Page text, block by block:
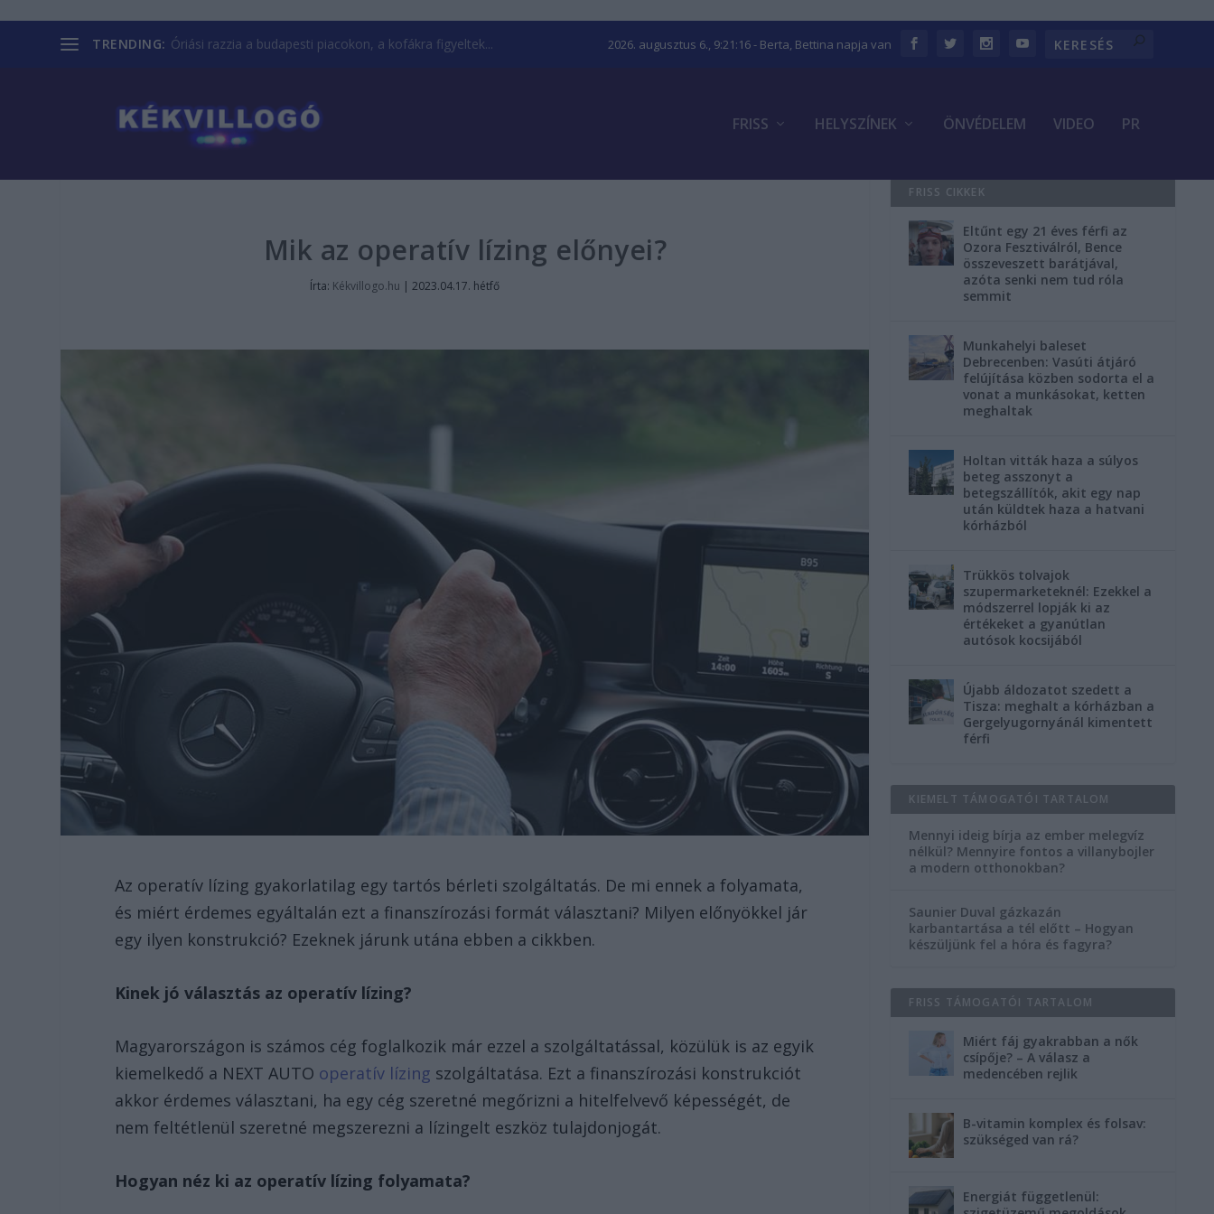
TRENDING: Óriási razzia a budapesti piacokon, a kofákra figyeltek... 2026. augusztus 6., 9:21:17- Berta, Bettina napja van
FRISS HELYSZÍNEK ÖNVÉDELEM VIDEO PR
Mik az operatív lízing előnyei?
Írta: Kékvillogo.hu |2023.04.17. hétfő
Az operatív lízing gyakorlatilag egy tartós bérleti szolgáltatás. De mi ennek a folyamata,
és miért érdemes egyáltalán ezt a finanszírozási formát választani? Milyen előnyökkel jár
egy ilyen konstrukció? Ezeknek járunk utána ebben a cikkben.
Kinek jó választás az operatív lízing?
Magyarországon is számos cég foglalkozik már ezzel a szolgáltatással, közülük is az egyik
kiemelkedő a NEXT AUTO operatív lízing szolgáltatása. Ezt a finanszírozási konstrukciót
akkor érdemes választani, ha egy cég szeretné megőrizni a hitelfelvevő képességét, de
nem feltétlenül szeretné megszerezni a lízingelt eszköz tulajdonjogát.
Hogyan néz ki az operatív lízing folyamata?
FRISS CIKKEK
Eltűnt egy 21 éves férfi az
Ozora Fesztiválról, Bence
összeveszett barátjával,
azóta senki nem tud róla
semmit
Munkahelyi baleset
Debrecenben: Vasúti átjáró
felújítása közben sodorta el a
vonat a munkásokat, ketten
meghaltak
Holtan vitták haza a súlyos
beteg asszonyt a
betegszállítók, akit egy nap
után küldtek haza a hatvani
kórházból
Trükkös tolvajok
szupermarketeknél: Ezekkel a
módszerrel lopják ki az
értékeket a gyanútlan
autósok kocsijából
Újabb áldozatot szedett a
Tisza: meghalt a kórházban a
Gergelyugornyánál kimentett
férfi
KIEMELT TÁMOGATÓI TARTALOM
Mennyi ideig bírja az ember melegvíz
nélkül? Mennyire fontos a villanybojler
a modern otthonokban?
Saunier Duval gázkazán
karbantartása a tél előtt – Hogyan
készüljünk fel a hóra és fagyra?
FRISS TÁMOGATÓI TARTALOM
Miért fáj gyakrabban a nők
csípője? – A válasz a
medencében rejlik
B-vitamin komplex és folsav:
szükséged van rá?
Energiát függetlenül: